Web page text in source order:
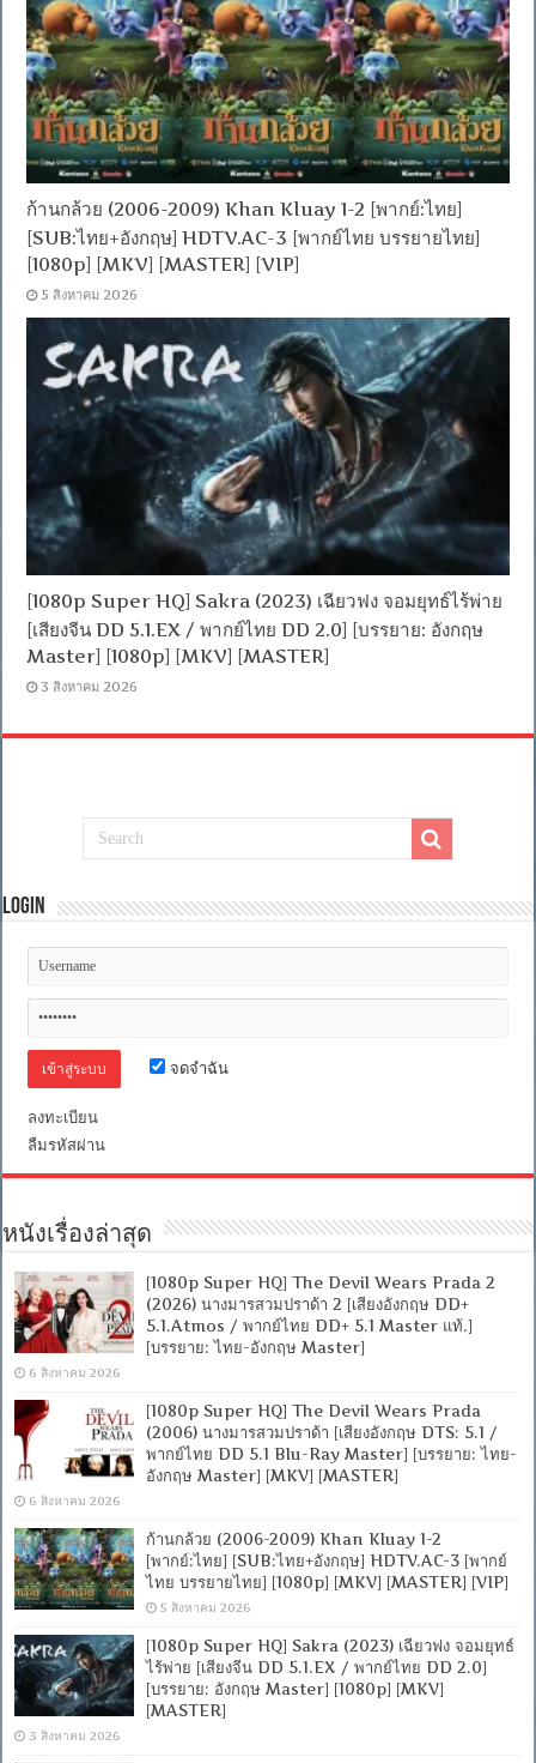
ก้านกล้วย (2006-2009) Khan Kluay 1-2 [พากย์:ไทย]
[SUB:ไทย+อังกฤษ] HDTV.AC-3 [พากย์ไทย บรรยายไทย]
[1080p] [MKV] [MASTER] [VIP]
5 สิงหาคม 2026
[1080p Super HQ] Sakra (2023) เฉียวฟง จอมยุทธ์ไร้พ่าย
[เสียงจีน DD 5.1.EX / พากย์ไทย DD 2.0] [บรรยาย: อังกฤษ
Master] [1080p] [MKV] [MASTER]
3 สิงหาคม 2026
Login
จดจำฉัน
ลงทะเบียน
ลืมรหัสผ่าน
หนังเรื่องล่าสุด
[1080p Super HQ] The Devil Wears Prada 2
(2026) นางมารสวมปราด้า 2 [เสียงอังกฤษ DD+
5.1.Atmos / พากย์ไทย DD+ 5.1 Master แท้.]
[บรรยาย: ไทย-อังกฤษ Master]
6 สิงหาคม 2026
[1080p Super HQ] The Devil Wears Prada
(2006) นางมารสวมปราด้า [เสียงอังกฤษ DTS: 5.1 /
พากย์ไทย DD 5.1 Blu-Ray Master] [บรรยาย: ไทย-
อังกฤษ Master] [MKV] [MASTER]
6 สิงหาคม 2026
ก้านกล้วย (2006-2009) Khan Kluay 1-2
[พากย์:ไทย] [SUB:ไทย+อังกฤษ] HDTV.AC-3 [พากย์
ไทย บรรยายไทย] [1080p] [MKV] [MASTER] [VIP]
5 สิงหาคม 2026
[1080p Super HQ] Sakra (2023) เฉียวฟง จอมยุทธ์
ไร้พ่าย [เสียงจีน DD 5.1.EX / พากย์ไทย DD 2.0]
[บรรยาย: อังกฤษ Master] [1080p] [MKV]
[MASTER]
3 สิงหาคม 2026